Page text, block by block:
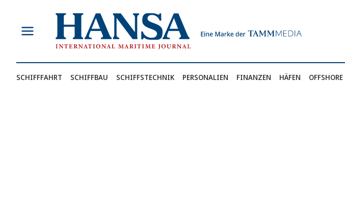
springen
SCHIFFFAHRT SCHIFFBAU SCHIFFSTECHNIK PERSONALIEN FINANZEN HÄFEN OFFSHORE